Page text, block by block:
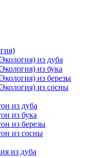
из дуба
из бука
из березы
из сосны
из дуба
из бука
из березы
из сосны
из дуба